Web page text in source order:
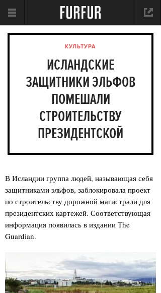
КУЛЬТУРА
ИСЛАНДСКИЕ
ЗАЩИТНИКИ ЭЛЬФОВ
ПОМЕШАЛИ
СТРОИТЕЛЬСТВУ
ПРЕЗИДЕНТСКОЙ
ТРАССЫ
В Исландии группа людей, называющая себя
защитниками эльфов, заблокировала проект
по строительству дорожной магистрали для
президентских картежей. Соответствующая
информация появилась в издании The
Guardian.